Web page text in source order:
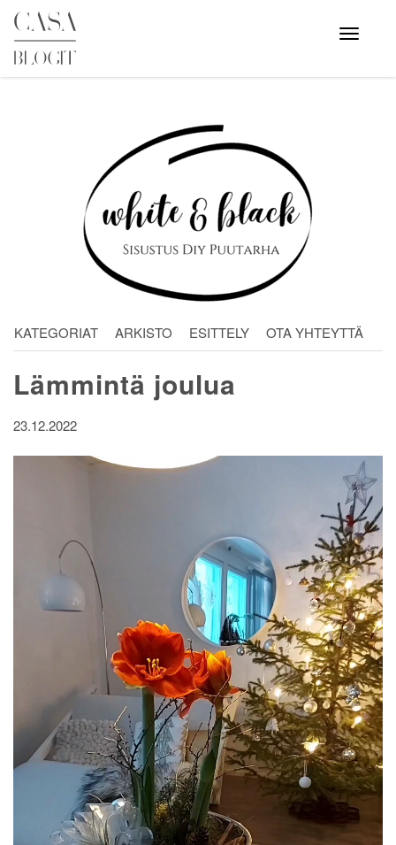
Skip
content
Avaa
valikko
KATEGORIAT ARKISTO ESITTELY OTA YHTEYTTÄ
Lämmintä joulua
23.12.2022